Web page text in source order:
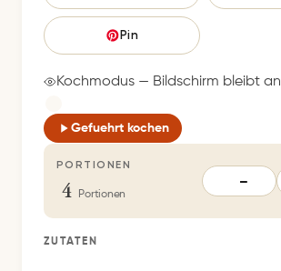
e
c
e
r
p
e
Pin
Kochmodus — Bildschirm bleibt an
Gefuehrt kochen
PORTIONEN
4 Portionen
−
ZUTATEN